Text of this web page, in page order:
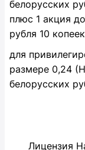
белорусских
плюс 1 акция
рубля 10
для
размере 0,24
белорусских
Лицензия